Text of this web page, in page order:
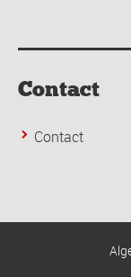
Contact
Contact